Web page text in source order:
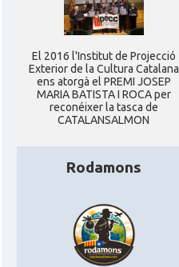
El 2016 l'Institut de Projecció
Exterior de la Cultura Catalana
ens atorgà el PREMI JOSEP
MARIA BATISTA I ROCA per
reconéixer la tasca de
CATALANSALMON
Rodamons